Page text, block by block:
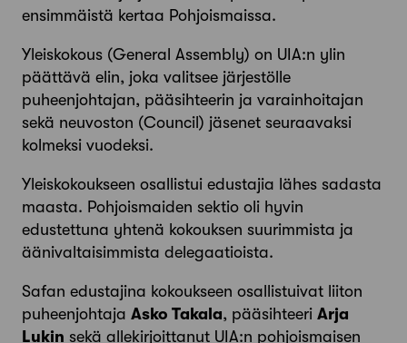
ensimmäistä kertaa Pohjoismaissa.
Yleiskokous (General Assembly) on UIA:n ylin
päättävä elin, joka valitsee järjestölle
puheenjohtajan, pääsihteerin ja varainhoitajan
sekä neuvoston (Council) jäsenet seuraavaksi
kolmeksi vuodeksi.
Yleiskokoukseen osallistui edustajia lähes sadasta
maasta. Pohjoismaiden sektio oli hyvin
edustettuna yhtenä kokouksen suurimmista ja
äänivaltaisimmista delegaatioista.
Safan edustajina kokoukseen osallistuivat liiton
puheenjohtaja Asko Takala, pääsihteeri Arja
Lukin sekä allekirjoittanut UIA:n pohjoismaisen